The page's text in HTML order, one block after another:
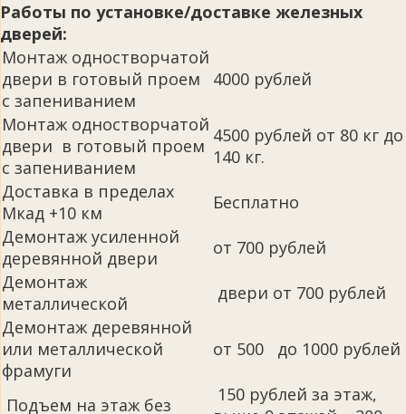
Работы по установке/доставке железных
дверей:
Монтаж одностворчатой
двери в готовый проем
с запениванием
4000 рублей
Монтаж одностворчатой
двери в готовый проем
с запениванием
4500 рублей от 80 кг до
140 кг.
Доставка в пределах
Мкад +10 км
Бесплатно
Демонтаж усиленной
деревянной двери
от 700 рублей
Демонтаж
металлической
двери от 700 рублей
Демонтаж деревянной
или металлической
фрамуги
от 500 до 1000 рублей
Подъем на этаж без
150 рублей за этаж,